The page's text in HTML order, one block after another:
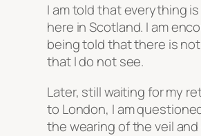
I am told that everything
here in Scotland. I am
being told that there is
that I do not see.
Later, still waiting for my
to London, I am
the wearing of the veil